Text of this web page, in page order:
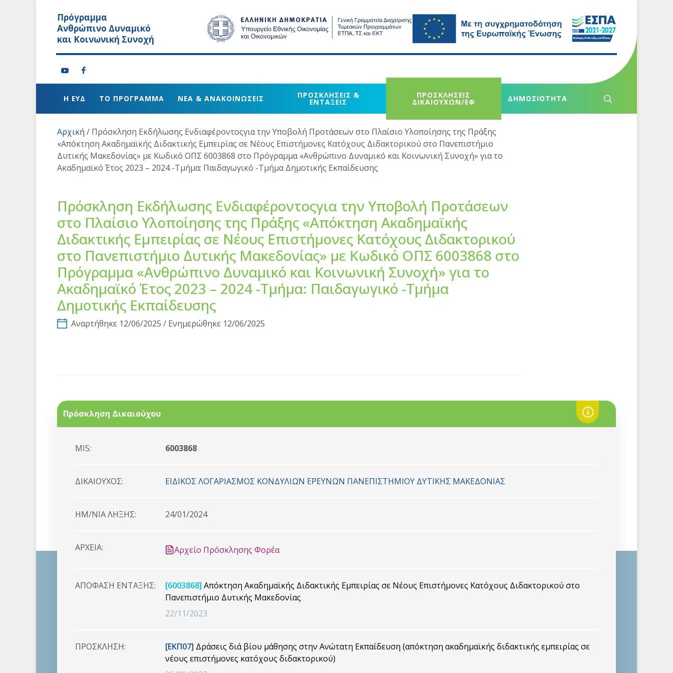
Πρόγραμμα
Ανθρώπινο Δυναμικό
και Κοινωνική Συνοχή
Η ΕΥΔ ΤΟ ΠΡΟΓΡΑΜΜΑ ΝΕΑ & ΑΝΑΚΟΙΝΩΣΕΙΣ ΠΡΟΣΚΛΗΣΕΙΣ &
ΕΝΤΑΞΕΙΣ
ΠΡΟΣΚΛΗΣΕΙΣ
ΔΙΚΑΙΟΥΧΩΝ/ΕΦ ΔΗΜΟΣΙΟΤΗΤΑ
Αρχική / Πρόσκληση Εκδήλωσης Ενδιαφέροντοςγια την Υποβολή Προτάσεων στο Πλαίσιο Υλοποίησης της Πράξης
«Απόκτηση Ακαδημαϊκής Διδακτικής Εμπειρίας σε Νέους Επιστήμονες Κατόχους Διδακτορικού στο Πανεπιστήμιο
Δυτικής Μακεδονίας» με Κωδικό ΟΠΣ 6003868 στο Πρόγραμμα «Ανθρώπινο Δυναμικό και Κοινωνική Συνοχή» για το
Ακαδημαϊκό Έτος 2023 – 2024 -Τμήμα: Παιδαγωγικό -Τμήμα Δημοτικής Εκπαίδευσης
Πρόσκληση Εκδήλωσης Ενδιαφέροντοςγια την Υποβολή Προτάσεων
στο Πλαίσιο Υλοποίησης της Πράξης «Απόκτηση Ακαδημαϊκής
Διδακτικής Εμπειρίας σε Νέους Επιστήμονες Κατόχους Διδακτορικού
στο Πανεπιστήμιο Δυτικής Μακεδονίας» με Κωδικό ΟΠΣ 6003868 στο
Πρόγραμμα «Ανθρώπινο Δυναμικό και Κοινωνική Συνοχή» για το
Ακαδημαϊκό Έτος 2023 – 2024 -Τμήμα: Παιδαγωγικό -Τμήμα
Δημοτικής Εκπαίδευσης
Αναρτήθηκε 12/06/2025 / Ενημερώθηκε 12/06/2025
Πρόσκληση Δικαιούχου
MIS: 6003868
ΔΙΚΑΙΟYΧΟΣ: ΕΙΔΙΚΟΣ ΛΟΓΑΡΙΑΣΜΟΣ ΚΟΝΔYΛΙΩΝ ΕΡΕΥΝΩΝ ΠΑΝΕΠΙΣΤΗΜΙΟΥ ΔΥΤΙΚΗΣ ΜΑΚΕΔΟΝΙΑΣ
HM/NIA ΛΗΞΗΣ: 24/01/2024
ΑΡΧΕΙΑ: Αρχείο Πρόσκλησης Φορέα
ΑΠΟΦΑΣΗ ΕΝΤΑΞΗΣ: [6003868] Απόκτηση Ακαδημαϊκής Διδακτικής Εμπειρίας σε Νέους Επιστήμονες Κατόχους Διδακτορικού στο
Πανεπιστήμιο Δυτικής Μακεδονίας
22/11/2023
ΠΡΟΣΚΛΗΣΗ: [ΕΚΠ07] Δράσεις διά βίου μάθησης στην Ανώτατη Εκπαίδευση (απόκτηση ακαδημαϊκής διδακτικής εμπειρίας σε
νέους επιστήμονες κατόχους διδακτορικού)